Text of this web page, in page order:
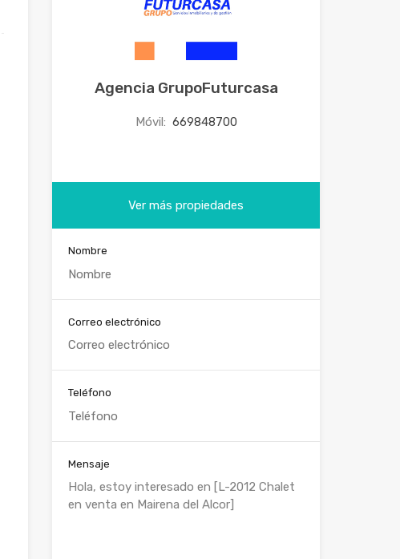
Agencia GrupoFuturcasa
Móvil: 669848700
Ver más propiedades
Nombre
Correo electrónico
Teléfono
Mensaje